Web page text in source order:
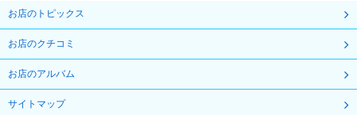
お店のトピックス
お店のクチコミ
お店のアルバム
サイトマップ